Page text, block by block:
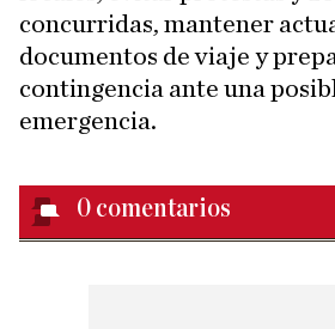
concurridas, mantener
documentos de viaje y
contingencia ante una
emergencia.
0 comentarios